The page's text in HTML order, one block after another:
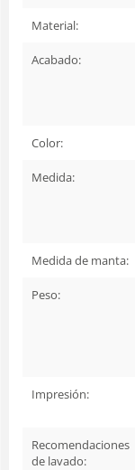
Material:
Acabado:
Color:
Medida:
Medida de manta:
Peso:
Impresión:
Recomendaciones
de lavado: